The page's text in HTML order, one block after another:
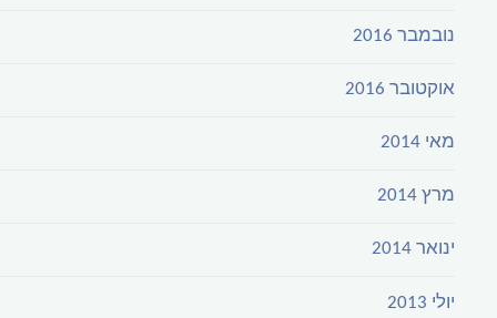
נובמבר 2016
אוקטובר 2016
מאי 2014
מרץ 2014
ינואר 2014
יולי 2013